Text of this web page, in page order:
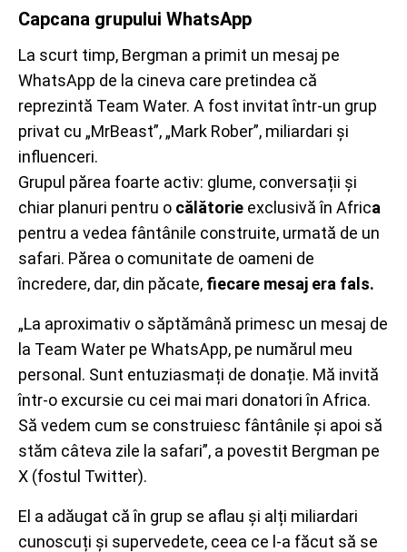
Capcana grupului WhatsApp
La scurt timp, Bergman a primit un mesaj pe
WhatsApp de la cineva care pretindea că
reprezintă Team Water. A fost invitat într-un grup
privat cu „MrBeast”, „Mark Rober”, miliardari și
influenceri.
Grupul părea foarte activ: glume, conversații și
chiar planuri pentru o călătorie exclusivă în Africa
pentru a vedea fântânile construite, urmată de un
safari. Părea o comunitate de oameni de
încredere, dar, din păcate, fiecare mesaj era fals.
„La aproximativ o săptămână primesc un mesaj de
la Team Water pe WhatsApp, pe numărul meu
personal. Sunt entuziasmați de donație. Mă invită
într-o excursie cu cei mai mari donatori în Africa.
Să vedem cum se construiesc fântânile și apoi să
stăm câteva zile la safari”, a povestit Bergman pe
X (fostul Twitter).
El a adăugat că în grup se aflau și alți miliardari
cunoscuți și supervedete, ceea ce l-a făcut să se